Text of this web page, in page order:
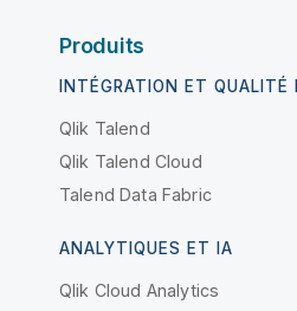
Produits
INTÉGRATION ET QUALITÉ
Qlik Talend
Qlik Talend Cloud
Talend Data Fabric
ANALYTIQUES ET IA
Qlik Cloud Analytics